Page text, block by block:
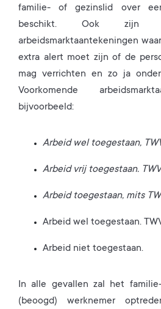
familie- of gezinslid over
beschikt. Ook zijn
arbeidsmarktaantekeningen
extra alert moet zijn of de
mag verrichten en zo ja
Voorkomende
bijvoorbeeld:
Arbeid wel toegestaan,
Arbeid vrij toegestaan.
Arbeid toegestaan, mits
Arbeid wel toegestaan.
Arbeid niet toegestaan.
In alle gevallen zal het
(beoogd) werknemer